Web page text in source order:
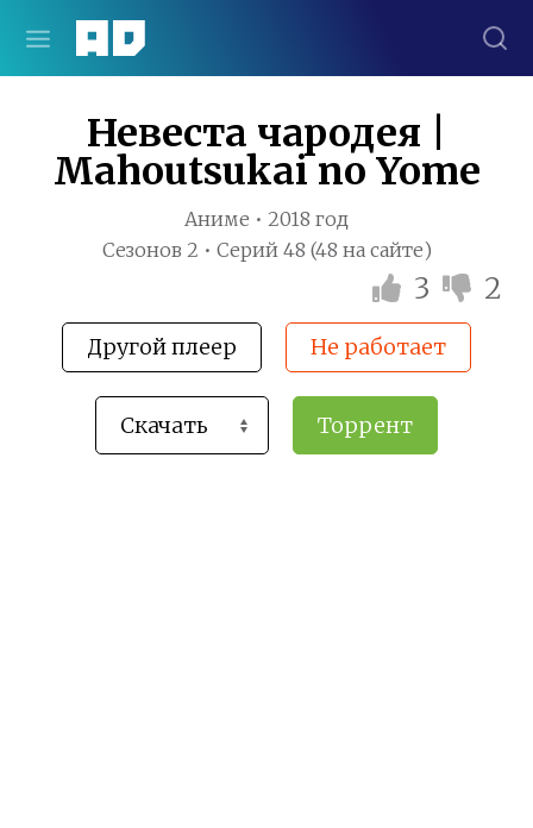
Невеста чародея |
Mahoutsukai no Yome
Аниме • 2018 год
Сезонов 2 • Серий 48 (48 на сайте)
3 2
Другой плеер Не работает
Торрент